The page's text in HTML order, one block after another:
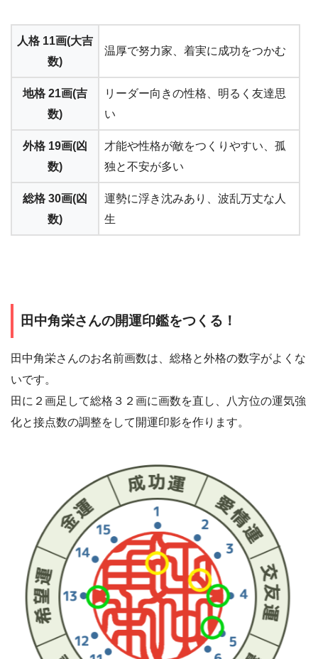
人格 11画(大吉
数)
温厚で努力家、着実に成功をつかむ
地格 21画(吉
数)
リーダー向きの性格、明るく友達思
い
外格 19画(凶
数)
才能や性格が敵をつくりやすい、孤
独と不安が多い
総格 30画(凶
数)
運勢に浮き沈みあり、波乱万丈な人
生
田中角栄さんの開運印鑑をつくる！
田中角栄さんのお名前画数は、総格と外格の数字がよくな
いです。
田に２画足して総格３２画に画数を直し、八方位の運気強
化と接点数の調整をして開運印影を作ります。